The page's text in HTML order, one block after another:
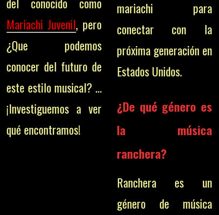
Mariachi Juvenil, pero
¿Que podemos
conocer del futuro de
este estilo musical? …
¡Investiguemos a ver
qué encontramos!
mariachi para
conectar con la
próxima generación en
Estados Unidos.
¿De qué género es
la música
ranchera?
Ranchera es un
género de música